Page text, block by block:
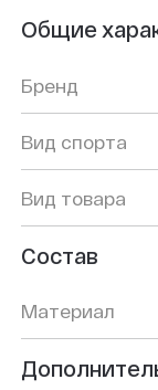
Общие
Бренд
Вид спорта
Вид товара
Состав
Материал